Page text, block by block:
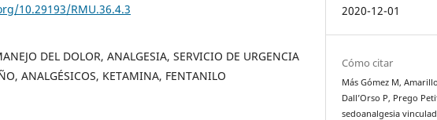
10.29193/RMU.36.4.3
DEL DOLOR, ANALGESIA, SERVICIO DE URGENCIA
ANALGÉSICOS, KETAMINA, FENTANILO
2020-12-01
Cómo citar
Más Gómez M,
Dall’Orso P, Prego
sedoanalgesia